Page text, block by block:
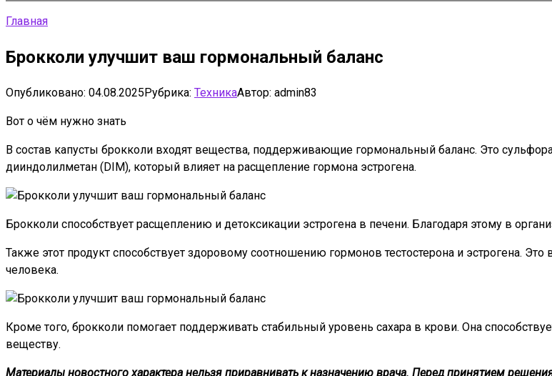
Главная
Брокколи улучшит ваш гормональный баланс
Опубликовано: 04.08.2025Рубрика: ТехникаАвтор: admin83
Вот о чём нужно знать
В состав капусты брокколи входят вещества, поддерживающие гормональный баланс. Это
дииндолилметан (DIM), который влияет на расщепление гормона эстрогена.
Брокколи способствует расщеплению и детоксикации эстрогена в печени. Благодаря этому в
Также этот продукт способствует здоровому соотношению гормонов тестостерона и эстрогена.
человека.
Кроме того, брокколи помогает поддерживать стабильный уровень сахара в крови. Она
веществу.
Материалы новостного характера нельзя приравнивать к назначению врача. Перед принятием